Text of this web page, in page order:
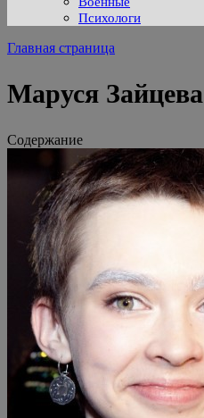
Психологи
Главная страница
Маруся Зайцева
Содержание